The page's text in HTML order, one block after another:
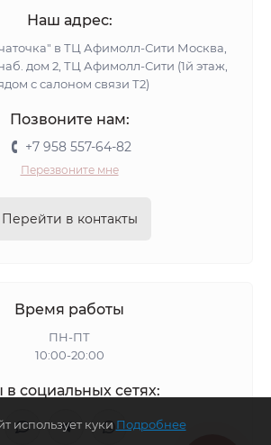
Наш адрес:
в ТЦ Афимолл-Сити Москва,
дом 2, ТЦ Афимолл-Сити (1й этаж,
с салоном связи Т2)
Позвоните нам:
+7 958 557-64-82
Перезвоните мне
Перейти в контакты
Время работы
ПН-ПТ
10:00-20:00
социальных сетях:
использует куки Подробнее